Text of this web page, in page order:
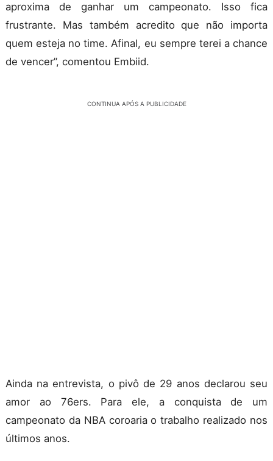
aproxima de ganhar um campeonato. Isso fica
frustrante. Mas também acredito que não importa
quem esteja no time. Afinal, eu sempre terei a chance
de vencer”, comentou Embiid.
CONTINUA APÓS A PUBLICIDADE
Ainda na entrevista, o pivô de 29 anos declarou seu
amor ao 76ers. Para ele, a conquista de um
campeonato da NBA coroaria o trabalho realizado nos
últimos anos.